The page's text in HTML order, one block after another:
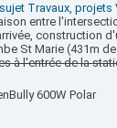
Travaux, projets
entre
construction
St Marie (431m
à l'entrée de la
600W Polar